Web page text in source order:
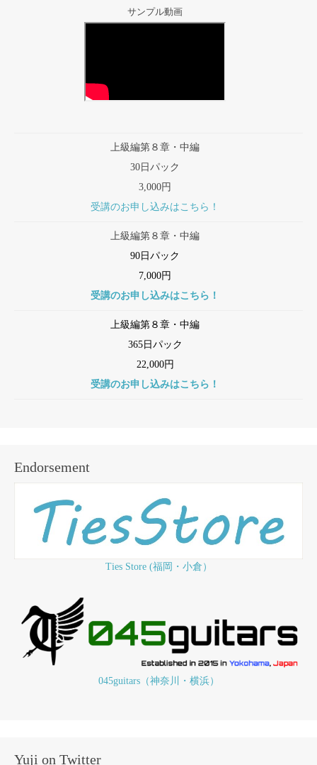
サンプル動画
上級編第８章・中編
30日パック
3,000円
受講のお申し込みはこちら！
上級編第８章・中編
90日パック
7,000円
受講のお申し込みはこちら！
上級編第８章・中編
365日パック
22,000円
受講のお申し込みはこちら！
Endorsement
Ties Store (福岡・小倉）
045guitars（神奈川・横浜）
Yuji on Twitter